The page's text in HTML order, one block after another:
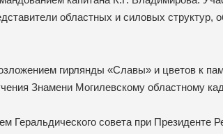
областных и силовых структур,
гирлянды «Славы» и цветов к
Знамени Могилевскому областному
Геральдического совета при Президенте